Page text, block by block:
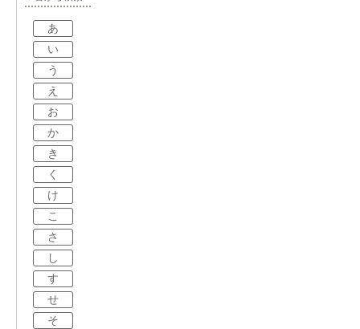
あ
い
う
え
お
か
き
く
け
こ
さ
し
す
せ
そ